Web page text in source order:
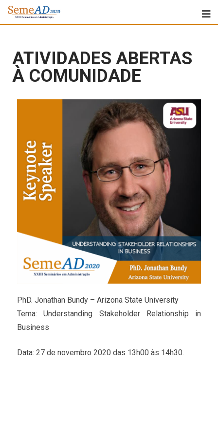
ATIVIDADES ABERTAS
À COMUNIDADE
PhD. Jonathan Bundy – Arizona State University
Tema: Understanding Stakeholder Relationship in
Business
Data: 27 de novembro 2020 das 13h00 às 14h30.